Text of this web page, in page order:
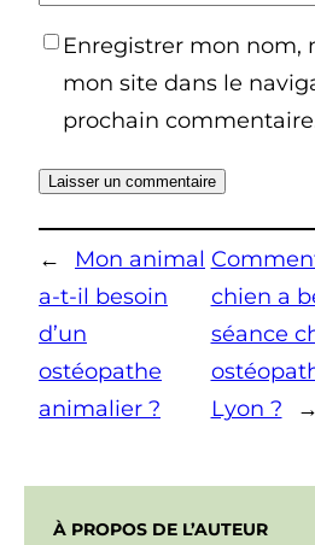
Enregistrer mon nom,
mon site dans le
prochain
←
Mon animal
a-t-il besoin
d’un
ostéopathe
animalier ?
chien a
séance
Lyon ?
→
À PROPOS DE L’AUTEUR